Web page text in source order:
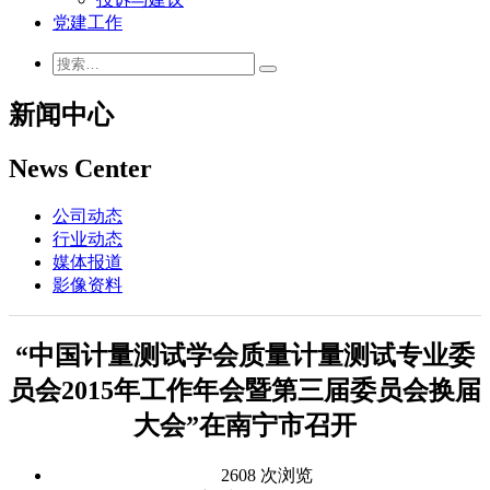
党建工作
新闻中心
News Center
公司动态
行业动态
媒体报道
影像资料
“中国计量测试学会质量计量测试专业委
员会2015年工作年会暨第三届委员会换届
大会”在南宁市召开
2608 次浏览